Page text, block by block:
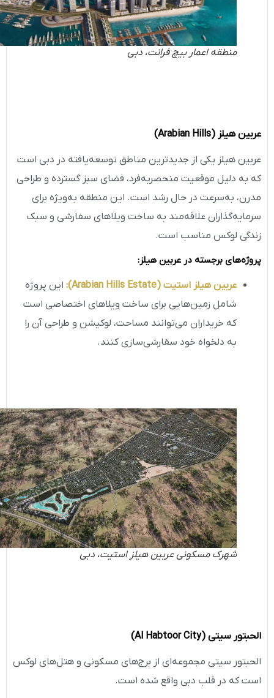
منطقه اعمار بیچ فرانت، دبی
عربین هیلز(Arabian Hills)
عربین هیلز یکی از جدیدترین مناطق توسعه‌یافته در دبی است
که به دلیل موقعیت منحصربه‌فرد، فضای سبز گسترده و طراحی
مدرن، به‌سرعت در حال رشد است. این منطقه به‌ویژه برای
سرمایه‌گذاران علاقه‌مند به ساخت ویلاهای سفارشی و سبک
زندگی لوکس مناسب است.
پروژه‌های برجسته در عربین هیلز:
عربین هیلز استیت(Arabian Hills Estate)
:این پروژه
شامل زمین‌هایی برای ساخت ویلاهای اختصاصی است
که خریداران می‌توانند مساحت، لوکیشن و طراحی آن را
به دلخواه خود سفارشی‌سازی کنند.
شهرک مسکونی عربین هیلز استیت، دبی
الحبتور سیتی(Al Habtoor City)
الحبتور سیتی مجموعه‌ای از برج‌های مسکونی و هتل‌های لوکس
است که در قلب دبی واقع شده است.